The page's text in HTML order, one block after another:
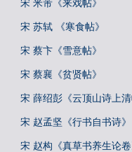
宋 米芾《来戏帖》
宋 苏轼 《寒食帖》
宋 蔡卞《雪意帖》
宋 蔡襄《贫贤帖》
宋 薛绍彭《云顶山诗上清
宋 赵孟坚《行书自书诗》
宋 赵构《真草书养生论卷